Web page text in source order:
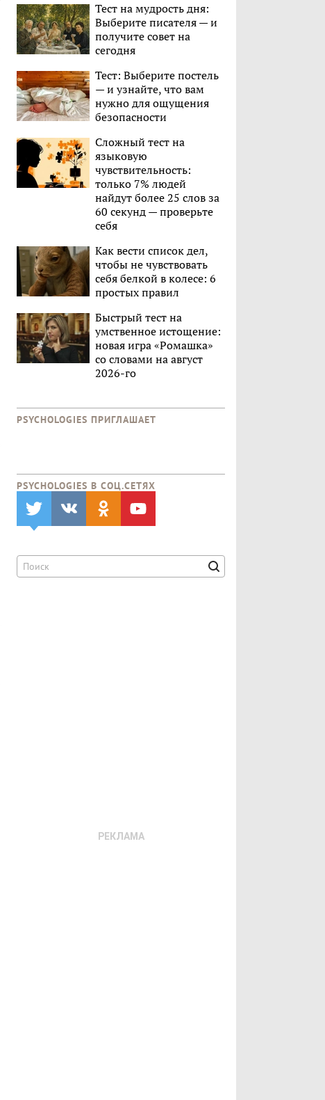
Тест на мудрость дня:
Выберите писателя — и
получите совет на
сегодня
Тест: Выберите постель
— и узнайте, что вам
нужно для ощущения
безопасности
Сложный тест на
языковую
чувствительность:
только 7% людей
найдут более 25 слов за
60 секунд — проверьте
себя
Как вести список дел,
чтобы не чувствовать
себя белкой в колесе: 6
простых правил
Быстрый тест на
умственное истощение:
новая игра «Ромашка»
со словами на август
2026-го
PSYCHOLOGIES ПРИГЛАШАЕТ
PSYCHOLOGIES В CОЦ.СЕТЯХ